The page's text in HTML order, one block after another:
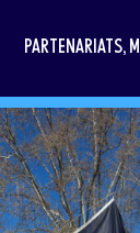
PARTENARIATS,